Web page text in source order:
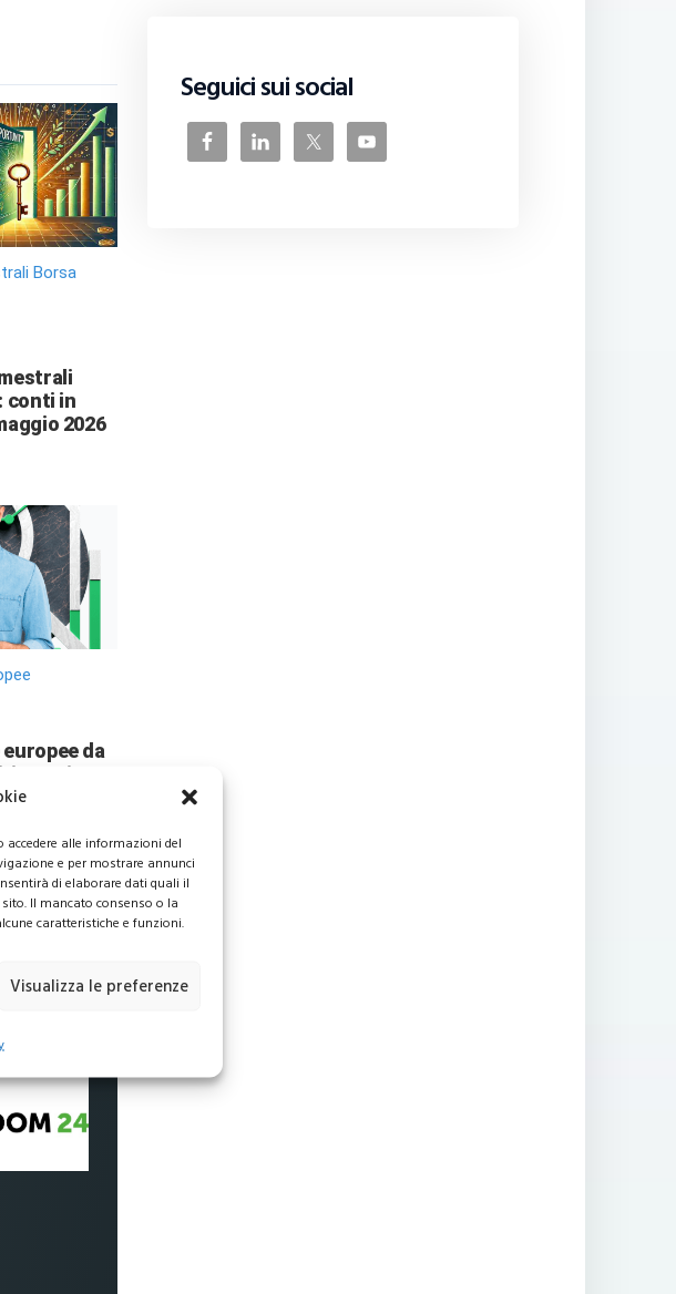
alle informazioni del
e per mostrare annunci
di elaborare dati quali il
Il mancato consenso o la
caratteristiche e funzioni.
Visualizza le preferenze
Borsa
conti in
2026
da
nei
Seguici sui social